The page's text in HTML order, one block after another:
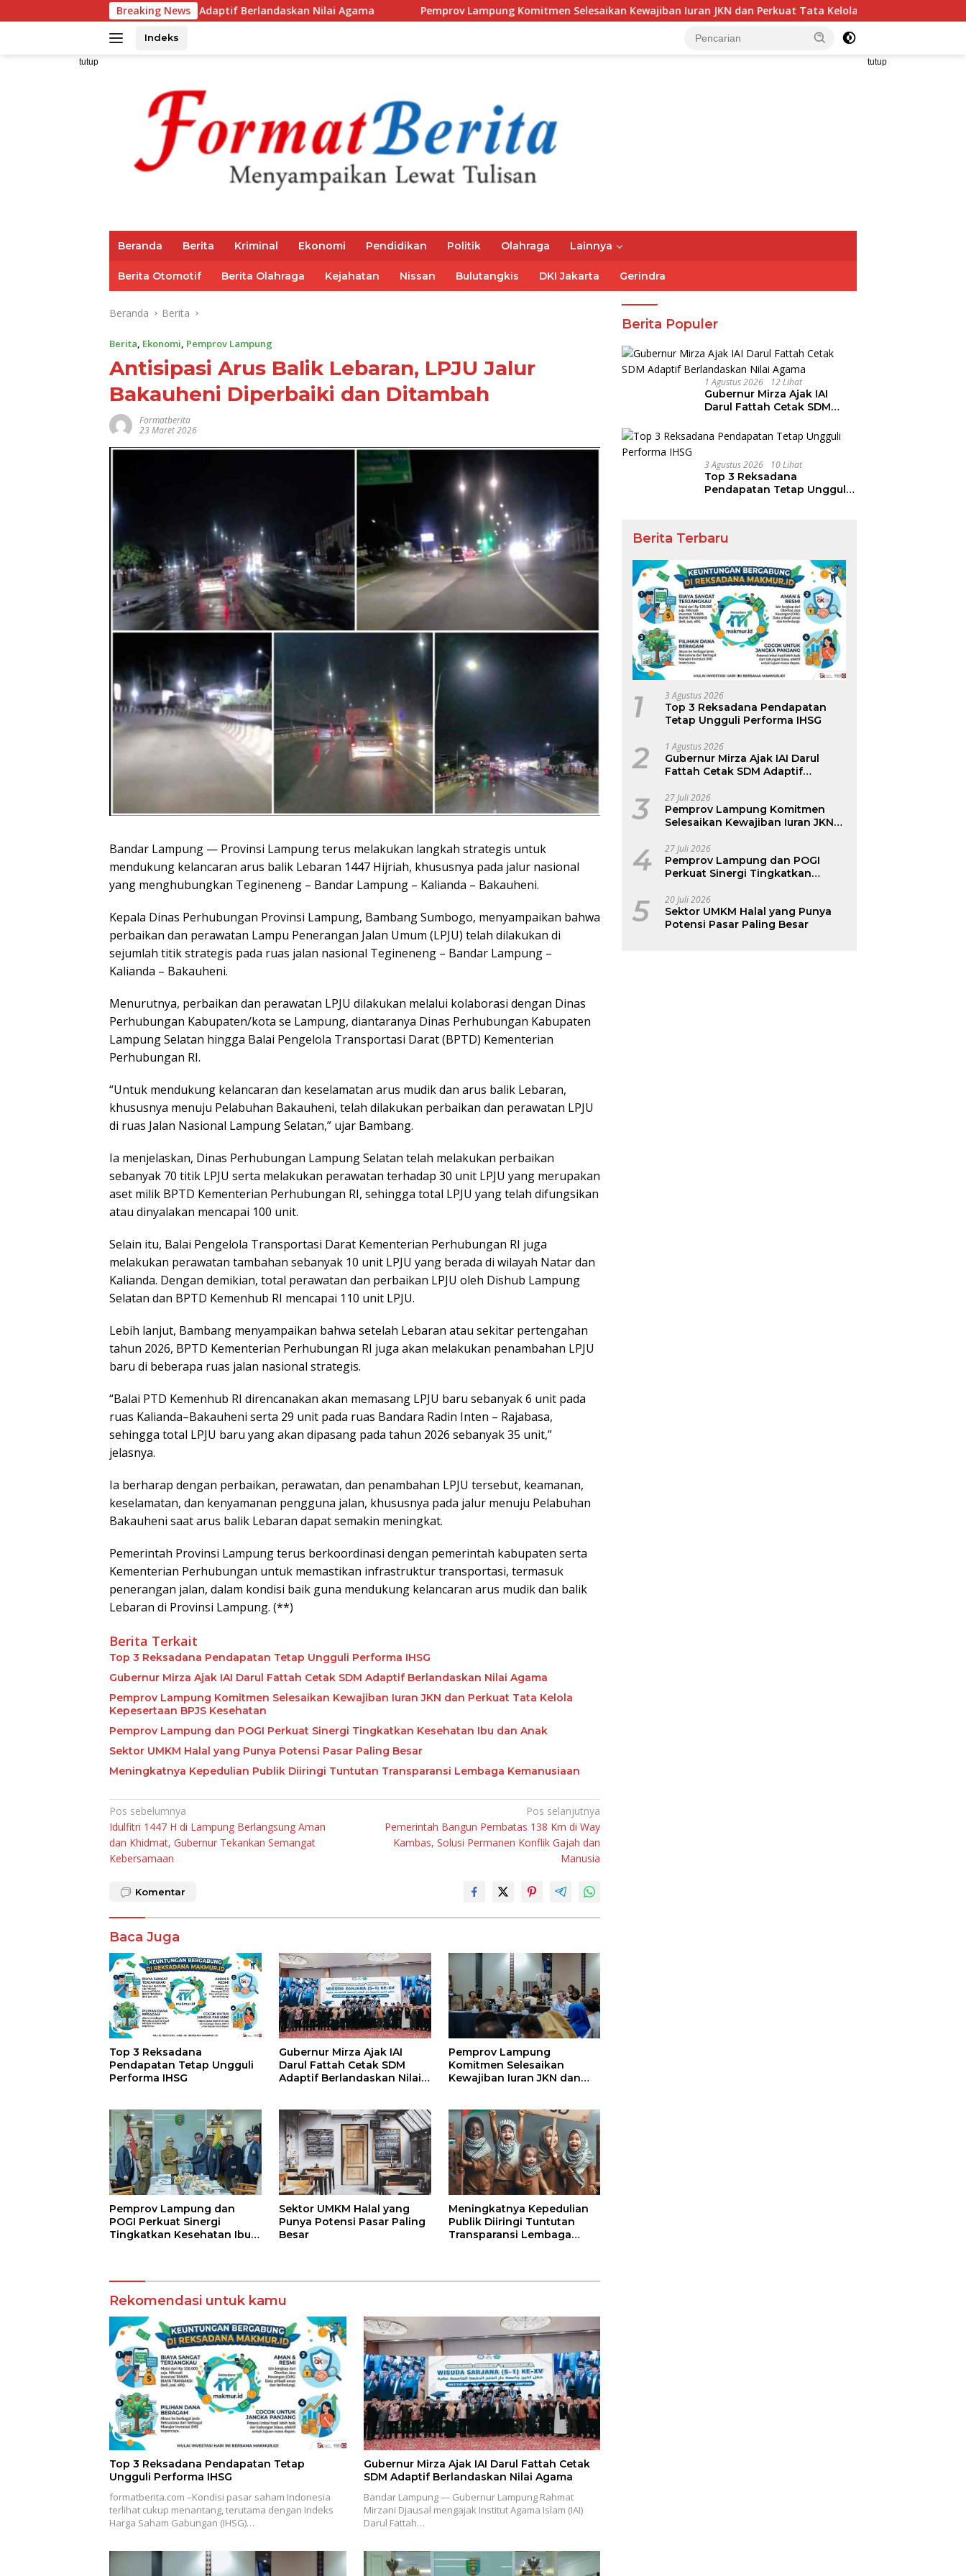
ke
Breaking News
Fattah Cetak SDM Adaptif Berlandaskan Nilai Agama Pemprov Lampung Komitmen Selesaikan Kewajiban Iuran JKN dan Perkuat Tata Kelola Kepesertaan BPJS Kesehatan
Indeks
tutup tutup
Beranda Berita Kriminal Ekonomi Pendidikan Politik Olahraga Lainnya
Berita Otomotif Berita Olahraga Kejahatan Nissan Bulutangkis DKI Jakarta Gerindra
Beranda Berita
Berita, Ekonomi, Pemprov Lampung
Antisipasi Arus Balik Lebaran, LPJU Jalur
Bakauheni Diperbaiki dan Ditambah
Formatberita
23 Maret 2026
Bandar Lampung — Provinsi Lampung terus melakukan langkah strategis untuk
mendukung kelancaran arus balik Lebaran 1447 Hijriah, khususnya pada jalur nasional
yang menghubungkan Tegineneng – Bandar Lampung – Kalianda – Bakauheni.
Kepala Dinas Perhubungan Provinsi Lampung, Bambang Sumbogo, menyampaikan bahwa
perbaikan dan perawatan Lampu Penerangan Jalan Umum (LPJU) telah dilakukan di
sejumlah titik strategis pada ruas jalan nasional Tegineneng – Bandar Lampung –
Kalianda – Bakauheni.
Menurutnya, perbaikan dan perawatan LPJU dilakukan melalui kolaborasi dengan Dinas
Perhubungan Kabupaten/kota se Lampung, diantaranya Dinas Perhubungan Kabupaten
Lampung Selatan hingga Balai Pengelola Transportasi Darat (BPTD) Kementerian
Perhubungan RI.
“Untuk mendukung kelancaran dan keselamatan arus mudik dan arus balik Lebaran,
khususnya menuju Pelabuhan Bakauheni, telah dilakukan perbaikan dan perawatan LPJU
di ruas Jalan Nasional Lampung Selatan,” ujar Bambang.
Ia menjelaskan, Dinas Perhubungan Lampung Selatan telah melakukan perbaikan
sebanyak 70 titik LPJU serta melakukan perawatan terhadap 30 unit LPJU yang merupakan
aset milik BPTD Kementerian Perhubungan RI, sehingga total LPJU yang telah difungsikan
atau dinyalakan mencapai 100 unit.
Selain itu, Balai Pengelola Transportasi Darat Kementerian Perhubungan RI juga
melakukan perawatan tambahan sebanyak 10 unit LPJU yang berada di wilayah Natar dan
Kalianda. Dengan demikian, total perawatan dan perbaikan LPJU oleh Dishub Lampung
Selatan dan BPTD Kemenhub RI mencapai 110 unit LPJU.
Lebih lanjut, Bambang menyampaikan bahwa setelah Lebaran atau sekitar pertengahan
tahun 2026, BPTD Kementerian Perhubungan RI juga akan melakukan penambahan LPJU
baru di beberapa ruas jalan nasional strategis.
“Balai PTD Kemenhub RI direncanakan akan memasang LPJU baru sebanyak 6 unit pada
ruas Kalianda–Bakauheni serta 29 unit pada ruas Bandara Radin Inten – Rajabasa,
sehingga total LPJU baru yang akan dipasang pada tahun 2026 sebanyak 35 unit,”
jelasnya.
Ia berharap dengan perbaikan, perawatan, dan penambahan LPJU tersebut, keamanan,
keselamatan, dan kenyamanan pengguna jalan, khususnya pada jalur menuju Pelabuhan
Bakauheni saat arus balik Lebaran dapat semakin meningkat.
Pemerintah Provinsi Lampung terus berkoordinasi dengan pemerintah kabupaten serta
Kementerian Perhubungan untuk memastikan infrastruktur transportasi, termasuk
penerangan jalan, dalam kondisi baik guna mendukung kelancaran arus mudik dan balik
Lebaran di Provinsi Lampung. (**)
Berita Terkait
Top 3 Reksadana Pendapatan Tetap Ungguli Performa IHSG
Gubernur Mirza Ajak IAI Darul Fattah Cetak SDM Adaptif Berlandaskan Nilai Agama
Pemprov Lampung Komitmen Selesaikan Kewajiban Iuran JKN dan Perkuat Tata Kelola
Kepesertaan BPJS Kesehatan
Pemprov Lampung dan POGI Perkuat Sinergi Tingkatkan Kesehatan Ibu dan Anak
Sektor UMKM Halal yang Punya Potensi Pasar Paling Besar
Meningkatnya Kepedulian Publik Diiringi Tuntutan Transparansi Lembaga Kemanusiaan
Navigasi
pos
Pos sebelumnya
Idulfitri 1447 H di Lampung Berlangsung Aman
dan Khidmat, Gubernur Tekankan Semangat
Kebersamaan
Pos selanjutnya
Pemerintah Bangun Pembatas 138 Km di Way
Kambas, Solusi Permanen Konflik Gajah dan
Manusia
Komentar
Baca Juga
Top 3 Reksadana
Pendapatan Tetap Ungguli
Performa IHSG
Gubernur Mirza Ajak IAI
Darul Fattah Cetak SDM
Adaptif Berlandaskan Nilai
Pemprov Lampung
Komitmen Selesaikan
Kewajiban Iuran JKN dan
Kesehatan
Pemprov Lampung dan
POGI Perkuat Sinergi
Tingkatkan Kesehatan Ibu
Sektor UMKM Halal yang
Punya Potensi Pasar Paling
Besar
Meningkatnya Kepedulian
Publik Diiringi Tuntutan
Transparansi Lembaga
Rekomendasi untuk kamu
Top 3 Reksadana Pendapatan Tetap
Ungguli Performa IHSG
formatberita.com –Kondisi pasar saham Indonesia
terlihat cukup menantang, terutama dengan Indeks
Harga Saham Gabungan (IHSG)…
Gubernur Mirza Ajak IAI Darul Fattah Cetak
SDM Adaptif Berlandaskan Nilai Agama
Bandar Lampung — Gubernur Lampung Rahmat
Mirzani Djausal mengajak Institut Agama Islam (IAI)
Darul Fattah…
Berita Populer
1 Agustus 2026 12 Lihat
Gubernur Mirza Ajak IAI
Darul Fattah Cetak SDM
Agama
3 Agustus 2026 10 Lihat
Top 3 Reksadana
Pendapatan Tetap Ungguli
Berita Terbaru
1 3 Agustus 2026
Top 3 Reksadana Pendapatan
Tetap Ungguli Performa IHSG
2 1 Agustus 2026
Gubernur Mirza Ajak IAI Darul
Fattah Cetak SDM Adaptif
3 27 Juli 2026
Pemprov Lampung Komitmen
Selesaikan Kewajiban Iuran JKN
Kepesertaan BPJS Kesehatan
4 27 Juli 2026
Pemprov Lampung dan POGI
Perkuat Sinergi Tingkatkan
5 20 Juli 2026
Sektor UMKM Halal yang Punya
Potensi Pasar Paling Besar